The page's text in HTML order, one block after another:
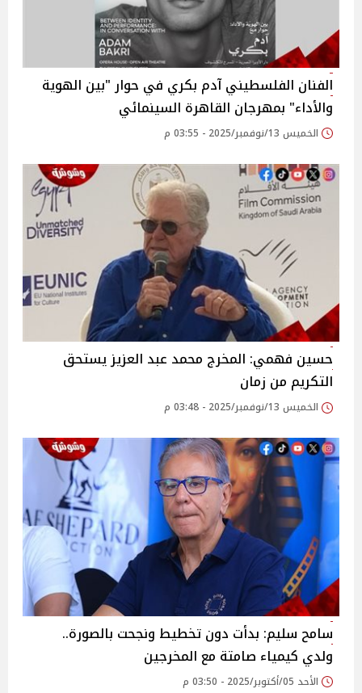
الفنان الفلسطيني آدم بكري في حوار "بين الهوية
والأداء" بمهرجان القاهرة السينمائي
الخميس 13/نوفمبر/2025 - 03:55 م
حسين فهمي: المخرج محمد عبد العزيز يستحق
التكريم من زمان
الخميس 13/نوفمبر/2025 - 03:48 م
سامح سليم: بدأت دون تخطيط ونجحت بالصورة..
ولدي كيمياء صامتة مع المخرجين
الأحد 05/أكتوبر/2025 - 03:50 م